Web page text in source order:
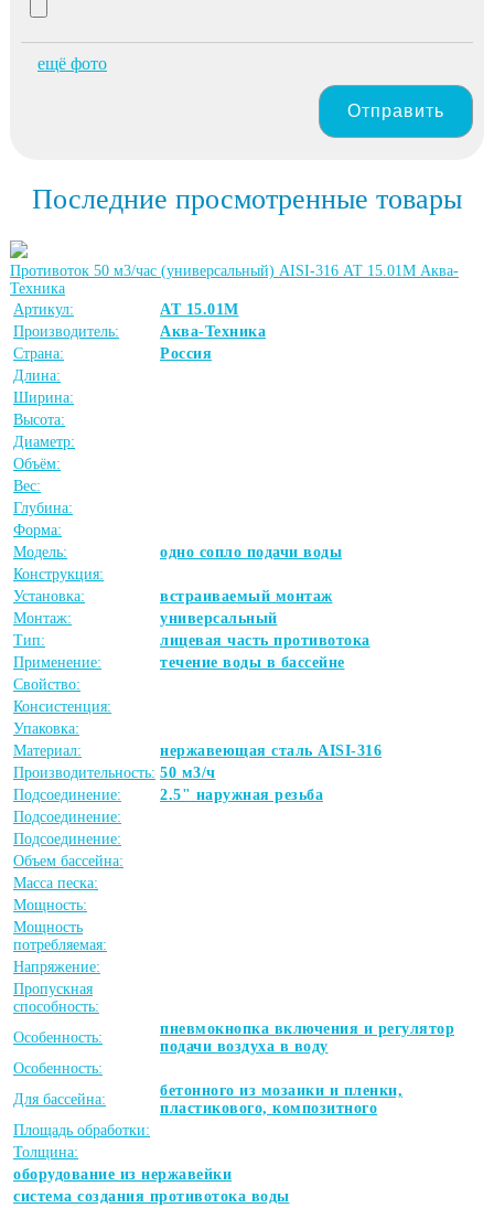
ещё фото
Отправить
Последние просмотренные товары
Противоток 50 м3/час (универсальный) AISI-316 АТ 15.01М Аква-
Техника
Артикул:
АТ 15.01М
Производитель:
Аква-Техника
Страна:
Россия
Длина:
Ширина:
Высота:
Диаметр:
Объём:
Вес:
Глубина:
Форма:
Модель:
одно сопло подачи воды
Конструкция:
Установка:
встраиваемый монтаж
Монтаж:
универсальный
Тип:
лицевая часть противотока
Применение:
течение воды в бассейне
Свойство:
Консистенция:
Упаковка:
Материал:
нержавеющая сталь AISI-316
Производительность: 50 м3/ч
Подсоединение:
2.5" наружная резьба
Подсоединение:
Подсоединение:
Объем бассейна:
Масса песка:
Мощность:
Мощность
потребляемая:
Напряжение:
Пропускная
способность:
Особенность:
пневмокнопка включения и регулятор
подачи воздуха в воду
Особенность:
Для бассейна:
бетонного из мозаики и пленки,
пластикового, композитного
Площадь обработки:
Толщина:
оборудование из нержавейки
система создания противотока воды